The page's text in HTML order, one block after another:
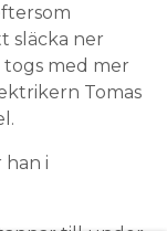
släcka ner
togs med mer
Tomas
han i